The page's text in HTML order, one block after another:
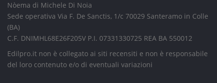
Nòema di Michele Di Noia
Sede operativa Via F. De Sanctis, 1/c 70029 Santeramo in Colle
(BA)
C.F. DNIMHL68E26F205V P.I. 07331330725 REA BA 550012
Edilpro.it non è collegato ai siti recensiti e non è responsabile
del loro contenuto e/o di eventuali variazioni